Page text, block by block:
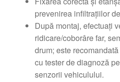
prevenirea infiltrațiilor
După montaj, efectuați
ridicare/coborâre far,
drum; este
cu tester de diagnoză
senzorii vehiculului.